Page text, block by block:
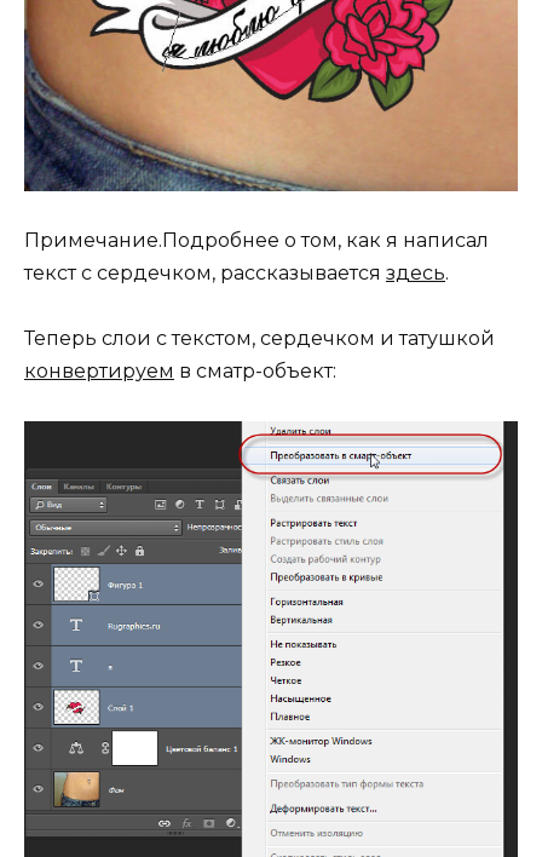
Примечание.Подробнее о том, как я написал
текст с сердечком, рассказывается здесь.
Теперь слои с текстом, сердечком и татушкой
конвертируем в сматр-объект: